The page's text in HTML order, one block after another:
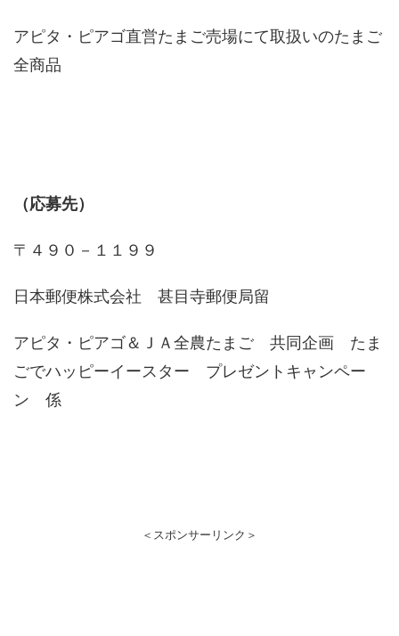
アピタ・ピアゴ直営たまご売場にて取扱いのたまご
全商品
（応募先）
〒４９０－１１９９
日本郵便株式会社 甚目寺郵便局留
アピタ・ピアゴ＆ＪＡ全農たまご 共同企画 たま
ごでハッピーイースター プレゼントキャンペー
ン 係
＜スポンサーリンク＞